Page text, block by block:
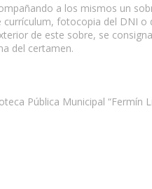
a los mismos un
fotocopia del DNI
de este sobre, se
del certamen.
Pública Municipal “Fermín